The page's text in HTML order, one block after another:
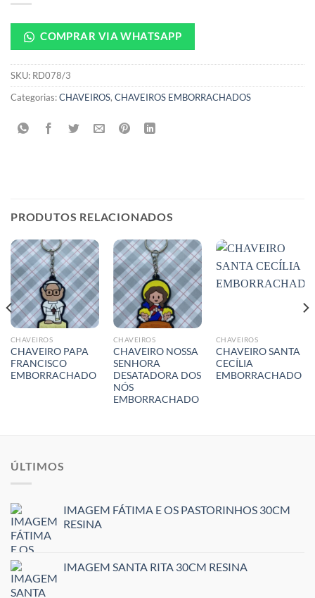
COMPRAR VIA WHATSAPP
SKU: RD078/3
Categorias:CHAVEIROS, CHAVEIROS EMBORRACHADOS
PRODUTOS RELACIONADOS
CHAVEIROS
CHAVEIRO PAPA
FRANCISCO
EMBORRACHADO
CHAVEIROS
CHAVEIRO NOSSA
SENHORA
DESATADORA DOS
NÓS
EMBORRACHADO
CHAVEIROS
CHAVEIRO SANTA
CECÍLIA
EMBORRACHADO
ÚLTIMOS
IMAGEM FÁTIMA E OS PASTORINHOS 30CM
RESINA
IMAGEM SANTA RITA 30CM RESINA